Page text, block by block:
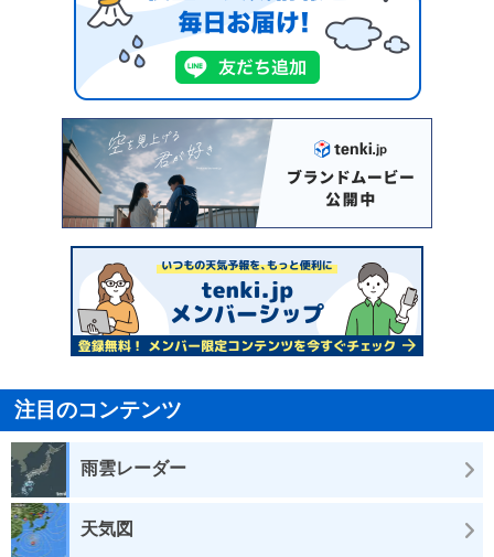
注目のコンテンツ
雨雲レーダー
天気図